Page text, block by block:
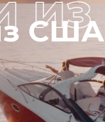
США